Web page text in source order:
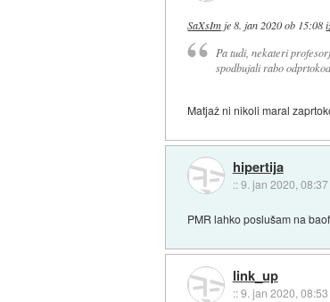
SaXsImje8. jan 2020 ob 15:08
Pa tudi, nekateri
spodbujali rabo
Matjaž ni nikoli maral
hipertija
::9. jan 2020, 08:37
PMR lahko poslušam na
link_up
::9. jan 2020, 08:53